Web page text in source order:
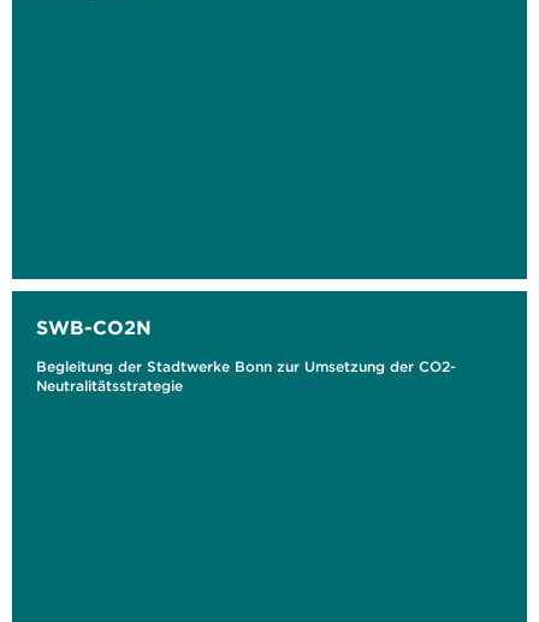
SWB-CO2N
Begleitung der Stadtwerke Bonn zur Umsetzung der CO2-
Neutralitätsstrategie